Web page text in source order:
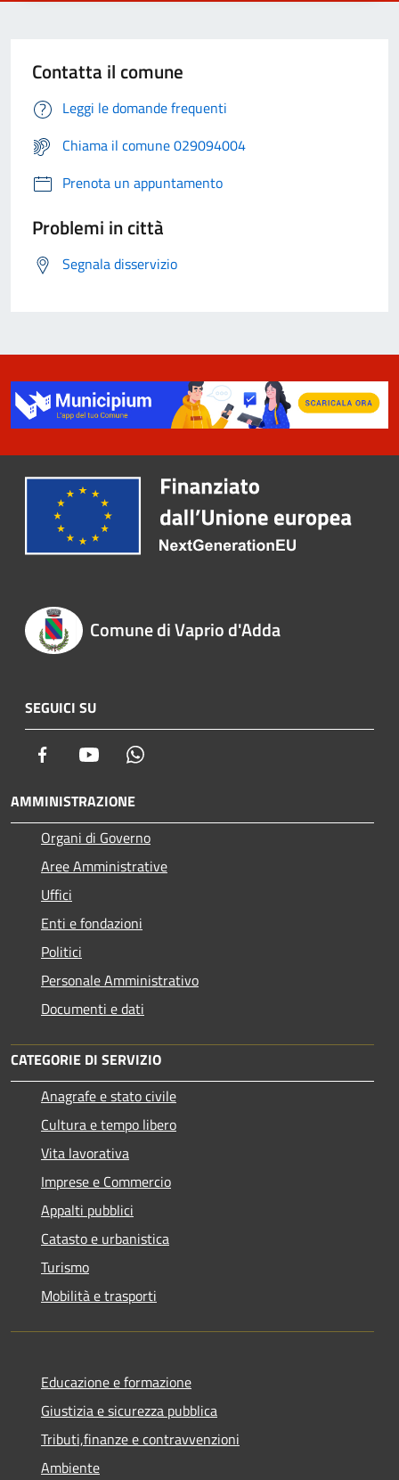
Contatta il comune
Leggi le domande frequenti
Chiama il comune 029094004
Prenota un appuntamento
Problemi in città
Segnala disservizio
Comune di Vaprio d'Adda
SEGUICI SU
Facebook Youtube
AMMINISTRAZIONE
Organi di Governo
Aree Amministrative
Uffici
Enti e fondazioni
Politici
Personale Amministrativo
Documenti e dati
CATEGORIE DI SERVIZIO
Anagrafe e stato civile
Cultura e tempo libero
Vita lavorativa
Imprese e Commercio
Appalti pubblici
Catasto e urbanistica
Turismo
Mobilità e trasporti
Educazione e formazione
Giustizia e sicurezza pubblica
Tributi,finanze e contravvenzioni
Ambiente